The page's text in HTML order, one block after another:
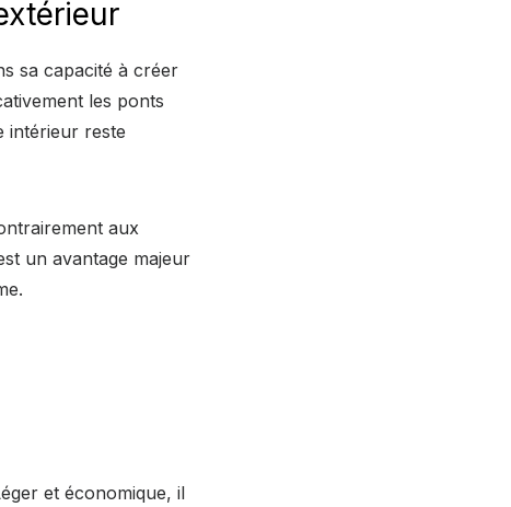
sa capacité à créer
les ponts
intérieur reste
aux
un avantage majeur
et économique, il